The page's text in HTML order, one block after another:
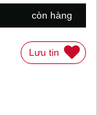
còn hàng
Lưu tin